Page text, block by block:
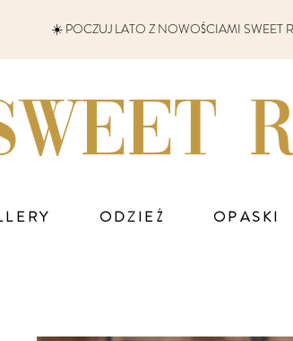
☀️ POCZUJ LATO Z NOWOŚCIAMI SWEET
ODZIEŻ OPASKI